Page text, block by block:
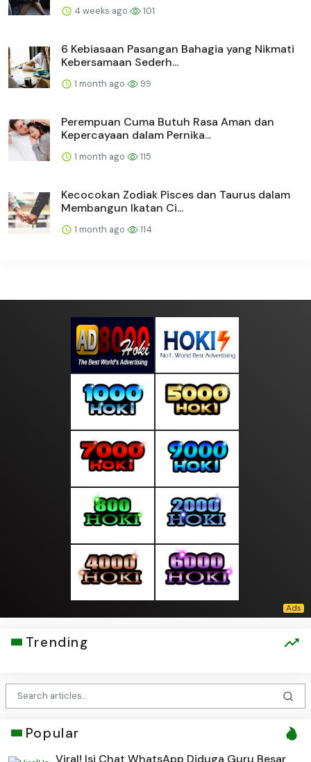
4 weeks ago 101
6 Kebiasaan Pasangan Bahagia yang Nikmati
Kebersamaan Sederh...
1 month ago 99
Perempuan Cuma Butuh Rasa Aman dan
Kepercayaan dalam Pernika...
1 month ago 115
Kecocokan Zodiak Pisces dan Taurus dalam
Membangun Ikatan Ci...
1 month ago 114
Trending
Popular
Viral! Isi Chat WhatsApp Diduga Guru Besar